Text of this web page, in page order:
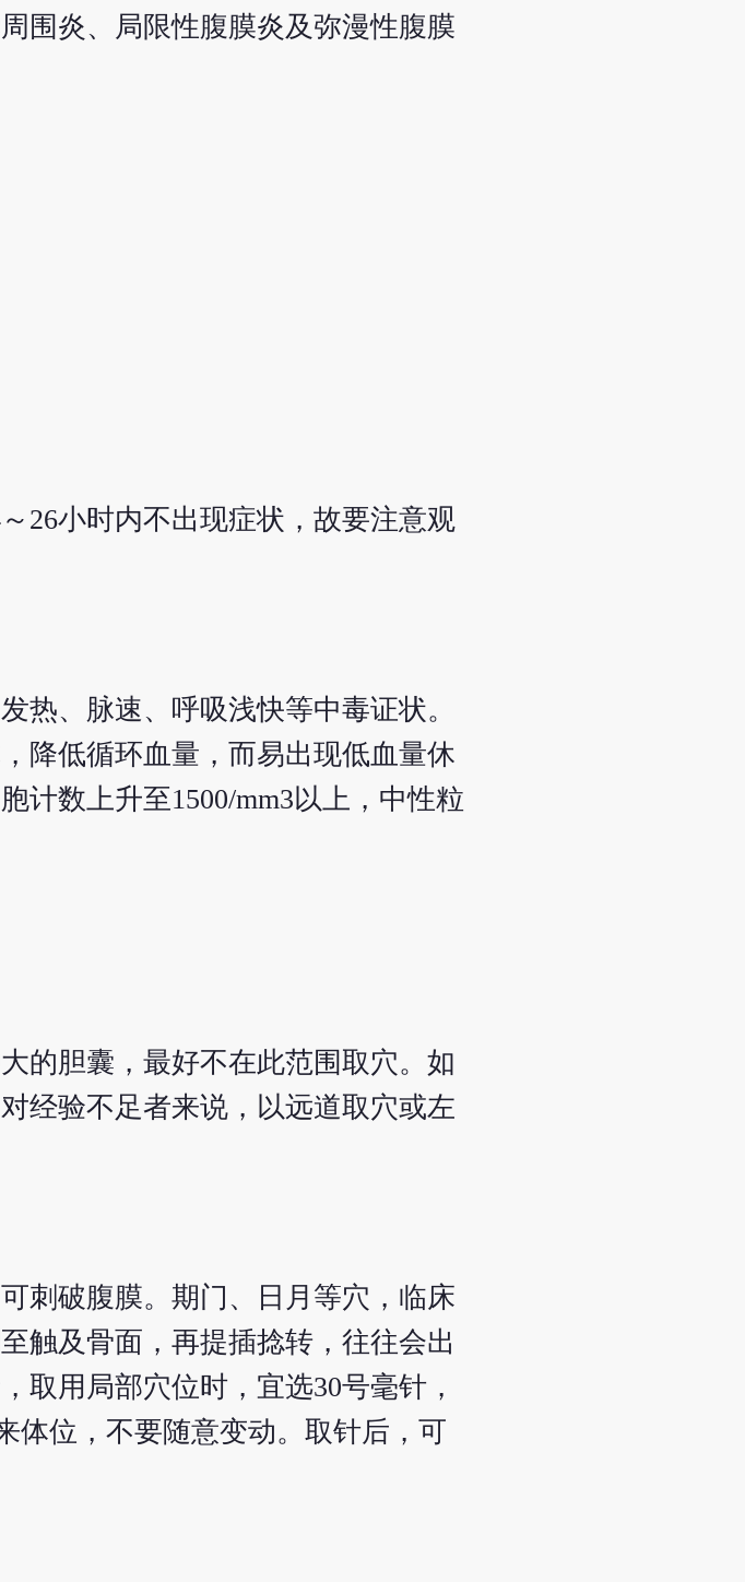
围炎、局限性腹膜炎及弥漫性腹膜
26小时内不出现症状，故要注意观
热、脉速、呼吸浅快等中毒证状。
降低循环血量，而易出现低血量休
计数上升至1500/mm3以上，中性粒
的胆囊，最好不在此范围取穴。如
经验不足者来说，以远道取穴或左
刺破腹膜。期门、日月等穴，临床
触及骨面，再提插捻转，往往会出
取用局部穴位时，宜选30号毫针，
体位，不要随意变动。取针后，可